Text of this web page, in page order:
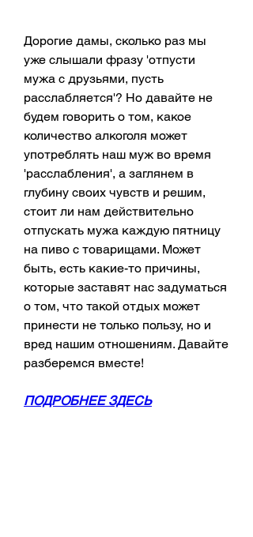
Дорогие дамы, сколько раз мы
уже слышали фразу 'отпусти
мужа с друзьями, пусть
расслабляется'? Но давайте не
будем говорить о том, какое
количество алкоголя может
употреблять наш муж во время
'расслабления', а заглянем в
глубину своих чувств и решим,
стоит ли нам действительно
отпускать мужа каждую пятницу
на пиво с товарищами. Может
быть, есть какие-то причины,
которые заставят нас задуматься
о том, что такой отдых может
принести не только пользу, но и
вред нашим отношениям. Давайте
разберемся вместе!
ПОДРОБНЕЕ ЗДЕСЬ